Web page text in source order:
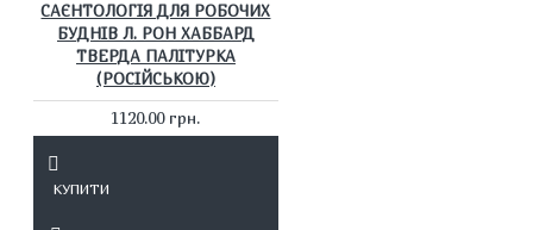
САЄНТОЛОГІЯ ДЛЯ РОБОЧИХ
БУДНІВ Л. РОН ХАББАРД
ТВЕРДА ПАЛІТУРКА
(РОСІЙСЬКОЮ)
1120.00 грн.
КУПИТИ